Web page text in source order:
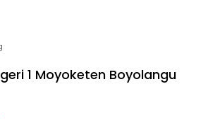
1 Moyoketen Boyolangu